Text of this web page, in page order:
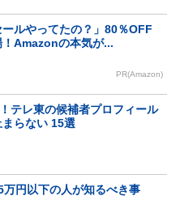
ールやってたの？」80％OFF
！Amazonの本気が...
PR(Amazon)
テレ東の候補者プロフィール
らない 15選
万円以下の人が知るべき事